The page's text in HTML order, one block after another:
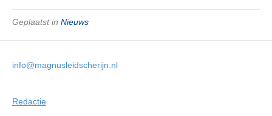
Geplaatst in Nieuws
info@magnusleidscherijn.nl
Redactie